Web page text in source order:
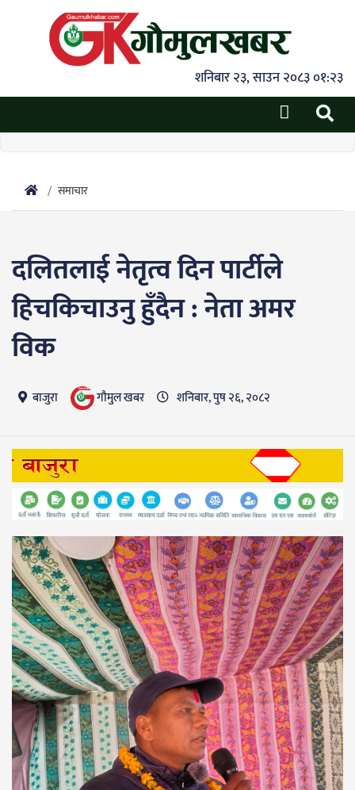
शनिबार २३, साउन २०८३ ०१:२३
समाचार
दलितलाई नेतृत्व दिन पार्टीले
हिचकिचाउनु हुँदैन : नेता अमर
विक
बाजुरा गाैमुल खबर शनिबार, पुष २६, २०८२